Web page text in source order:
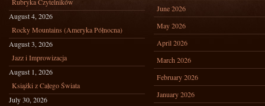
August 4, 2026
Rocky Mountains (Ameryka Północna)
August 3, 2026
Jazz i Improwizacja
August 1, 2026
Książki z Całego Świata
July 30, 2026
June 2026
May 2026
April 2026
March 2026
February 2026
January 2026